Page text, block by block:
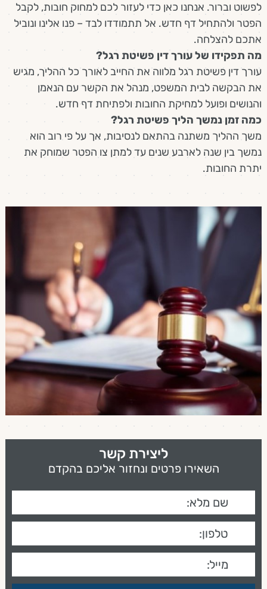
לפשוט וברור. אנחנו כאן כדי לעזור לכם למחוק חובות, לקבל
הפטר ולהתחיל דף חדש. אל תתמודדו לבד – פנו אלינו ונוביל
אתכם להצלחה.
מה תפקידו של עורך דין פשיטת רגל?
עורך דין פשיטת רגל מלווה את החייב לאורך כל ההליך, מגיש
את הבקשה לבית המשפט, מנהל את הקשר עם הנאמן
והנושים ופועל למחיקת החובות ולפתיחת דף חדש.
כמה זמן נמשך הליך פשיטת רגל?
משך ההליך משתנה בהתאם לנסיבות, אך על פי רוב הוא
נמשך בין שנה לארבע שנים עד למתן צו הפטר שמוחק את
יתרת החובות.
ליצירת קשר
השאירו פרטים ונחזור אליכם בהקדם